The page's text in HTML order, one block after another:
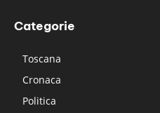
Categorie
Toscana
Cronaca
Politica